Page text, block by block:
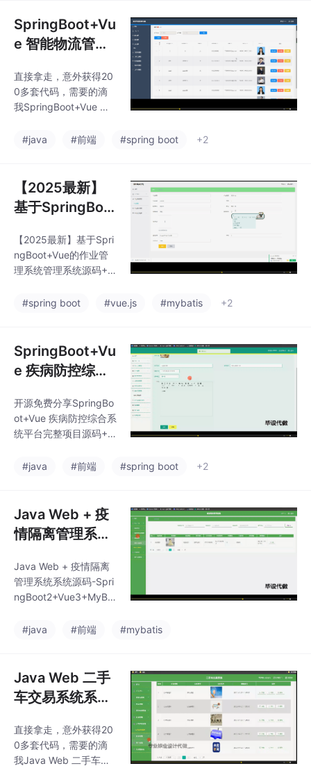
JS、ElementUI、（Pyt
hon或者Java或者.NE
T）等等*功能如图所
的视频介绍
SpringBoot+Vu
e 智能物流管理
目源码+SQL脚
本+接口文档【J
直接拿走，意外获得20
0多套代码，需要的滴
我SpringBoot+Vue 智
整项目源码+SQL脚本
档（通过*AIGC*）
#java #前端 #spring boot +2
【2025最新】
基于SpringBoo
理系统管理系统
源码+MyBatis+
【2025最新】基于Spri
ngBoot+Vue的作业管
理系统管理系统源码+M
直接用（附源码，数据
技术包括：MySQL、V
ueJS、ElementUI、
（Python或者Java或
图所示。可以滴我获取
详细的视频介绍
#spring boot #vue.js #mybatis +2
SpringBoot+Vu
e 疾病防控综合
目源码+SQL脚
本+接口文档【J
开源免费分享SpringBo
ot+Vue 疾病防控综合系
统平台完整项目源码+S
va Web毕设】可提供说
ueJS、ElementUI、
（Python或者Java或
者.NET）等等*功能如
详细的视频介绍
#java #前端 #spring boot +2
Java Web + 疫
情隔离管理系统
gBoot2+Vue3+
MyBatis-Plus+
文档】
Java Web + 疫情隔离
管理系统系统源码-Spri
ngBoot2+Vue3+MyBat
【含文档】，拿走直接
（通过*AIGC*）*技术
包括：MySQL、VueJ
S、ElementUI、（Pyth
T）等等*功能如图所
示。可以滴我获取详细
的视频介绍
#java #前端 #mybatis
Java Web 二手
车交易系统系统
ot2+Vue3+My
Batis-Plus+My
直接拿走，意外获得20
0多套代码，需要的滴
我Java Web 二手车交